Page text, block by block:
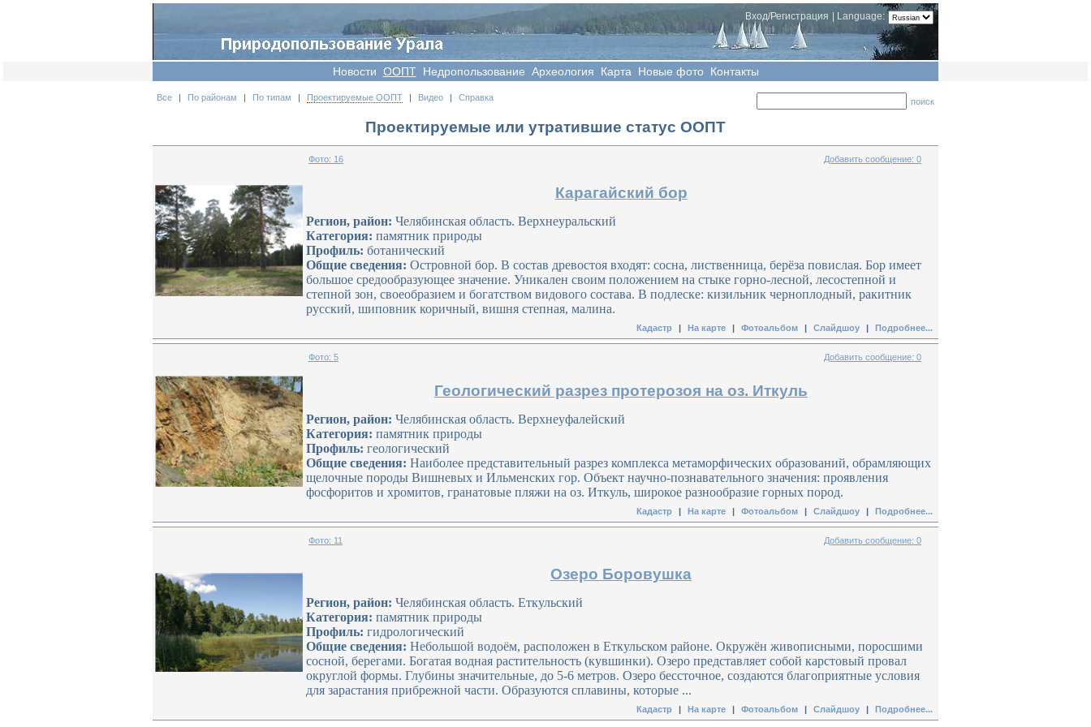
Language:
Вход/Регистрация
Новости OOПT Недропользование Археология Карта Новые фото Контакты
Все | По районам | По типам | Проектируемые ООПТ | Видео | Справка поиск
Проектируемые или утратившие статус ООПТ
Фото: 16 Добавить сообщение: 0
Карагайский бор
Регион, район: Челябинская область. Верхнеуральский
Категория: памятник природы
Профиль: ботанический
Общие сведения: Островной бор. В состав древостоя входят: сосна, лиственница, берёза повислая. Бор имеет
большое средообразующее значение. Уникален своим положением на стыке горно-лесной, лесостепной и
степной зон, своеобразием и богатством видового состава. В подлеске: кизильник черноплодный, ракитник
русский, шиповник коричный, вишня степная, малина.
Кадастр На карте Фотоальбом Слайдшоу Подробнее...
Фото: 5 Добавить сообщение: 0
Геологический разрез протерозоя на оз. Иткуль
Регион, район: Челябинская область. Верхнеуфалейский
Категория: памятник природы
Профиль: геологический
Общие сведения: Наиболее представительный разрез комплекса метаморфических образований, обрамляющих
щелочные породы Вишневых и Ильменских гор. Объект научно-познавательного значения: проявления
фосфоритов и хромитов, гранатовые пляжи на оз. Иткуль, широкое разнообразие горных пород.
Кадастр На карте Фотоальбом Слайдшоу Подробнее...
Фото: 11 Добавить сообщение: 0
Озеро Боровушка
Регион, район: Челябинская область. Еткульский
Категория: памятник природы
Профиль: гидрологический
Общие сведения: Небольшой водоём, расположен в Еткульском районе. Окружён живописными, поросшими
сосной, берегами. Богатая водная растительность (кувшинки). Озеро представляет собой карстовый провал
округлой формы. Глубины значительные, до 5-6 метров. Озеро бессточное, создаются благоприятные условия
для зарастания прибрежной части. Образуются сплавины, которые ...
Кадастр На карте Фотоальбом Слайдшоу Подробнее...